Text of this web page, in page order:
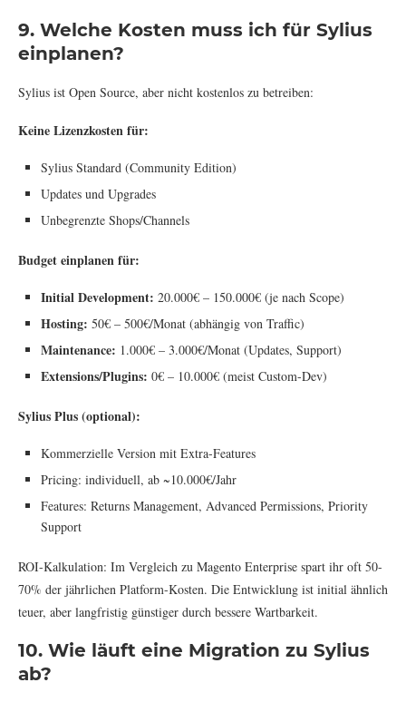
9. Welche Kosten muss ich für Sylius
einplanen?
Sylius ist Open Source, aber nicht kostenlos zu betreiben:
Keine Lizenzkosten für:
Sylius Standard (Community Edition)
Updates und Upgrades
Unbegrenzte Shops/Channels
Budget einplanen für:
Initial Development: 20.000€ – 150.000€ (je nach Scope)
Hosting: 50€ – 500€/Monat (abhängig von Traffic)
Maintenance: 1.000€ – 3.000€/Monat (Updates, Support)
Extensions/Plugins: 0€ – 10.000€ (meist Custom-Dev)
Sylius Plus (optional):
Kommerzielle Version mit Extra-Features
Pricing: individuell, ab ~10.000€/Jahr
Features: Returns Management, Advanced Permissions, Priority
Support
ROI-Kalkulation: Im Vergleich zu Magento Enterprise spart ihr oft 50-
70% der jährlichen Platform-Kosten. Die Entwicklung ist initial ähnlich
teuer, aber langfristig günstiger durch bessere Wartbarkeit.
10. Wie läuft eine Migration zu Sylius
ab?